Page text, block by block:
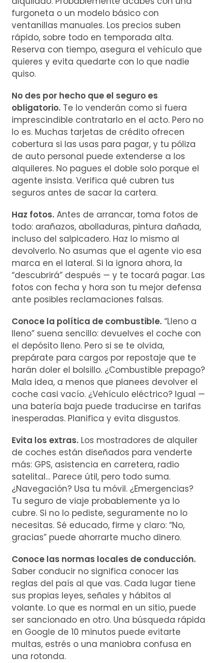
furgoneta o un modelo básico con
ventanillas manuales. Los precios suben
rápido, sobre todo en temporada alta.
Reserva con tiempo, asegura el vehículo que
quieres y evita quedarte con lo que nadie
quiso.
No des por hecho que el seguro es
obligatorio. Te lo venderán como si fuera
imprescindible contratarlo en el acto. Pero no
lo es. Muchas tarjetas de crédito ofrecen
cobertura si las usas para pagar, y tu póliza
de auto personal puede extenderse a los
alquileres. No pagues el doble solo porque el
agente insista. Verifica qué cubren tus
seguros antes de sacar la cartera.
Haz fotos. Antes de arrancar, toma fotos de
todo: arañazos, abolladuras, pintura dañada,
incluso del salpicadero. Haz lo mismo al
devolverlo. No asumas que el agente vio esa
marca en el lateral. Si la ignora ahora, la
“descubrirá” después — y te tocará pagar. Las
fotos con fecha y hora son tu mejor defensa
ante posibles reclamaciones falsas.
Conoce la política de combustible. “Lleno a
lleno” suena sencillo: devuelves el coche con
el depósito lleno. Pero si se te olvida,
prepárate para cargos por repostaje que te
harán doler el bolsillo. ¿Combustible prepago?
Mala idea, a menos que planees devolver el
coche casi vacío. ¿Vehículo eléctrico? Igual —
una batería baja puede traducirse en tarifas
inesperadas. Planifica y evita disgustos.
Evita los extras. Los mostradores de alquiler
de coches están diseñados para venderte
más: GPS, asistencia en carretera, radio
satelital… Parece útil, pero todo suma.
¿Navegación? Usa tu móvil. ¿Emergencias?
Tu seguro de viaje probablemente ya lo
cubre. Si no lo pediste, seguramente no lo
necesitas. Sé educado, firme y claro: “No,
gracias” puede ahorrarte mucho dinero.
Conoce las normas locales de conducción.
Saber conducir no significa conocer las
reglas del país al que vas. Cada lugar tiene
sus propias leyes, señales y hábitos al
volante. Lo que es normal en un sitio, puede
ser sancionado en otro. Una búsqueda rápida
en Google de 10 minutos puede evitarte
multas, estrés o una maniobra confusa en
una rotonda.